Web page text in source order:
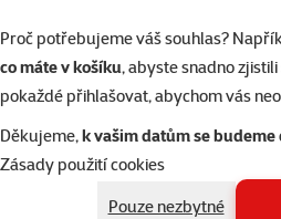
Proč potřebujeme váš souhlas?
co máte v košíku, abyste snadno zjistili
pokaždé přihlašovat, abychom vás
Děkujeme,k vašim datům se budeme
Zásady použití cookies
Pouze nezbytné
21 Kč
Hodnocení